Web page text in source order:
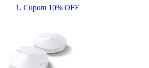
Cupom 10% OFF